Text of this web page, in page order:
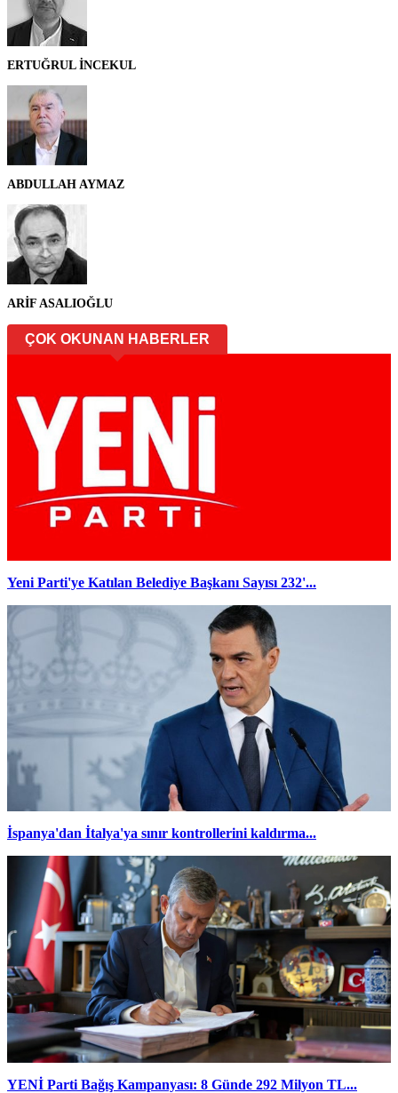
ERTUĞRUL İNCEKUL
ABDULLAH AYMAZ
ARİF ASALIOĞLU
ÇOK OKUNAN HABERLER
Yeni Parti'ye Katılan Belediye Başkanı Sayısı 232'...
İspanya'dan İtalya'ya sınır kontrollerini kaldırma...
YENİ Parti Bağış Kampanyası: 8 Günde 292 Milyon TL...